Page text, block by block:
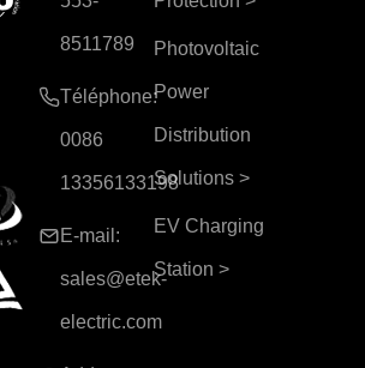
8511789
Téléphone:
0086
13356133198
E-mail:
sales@etek-
electric.com
Photovoltaic
Power
Distribution
Solutions >
EV Charging
Station >